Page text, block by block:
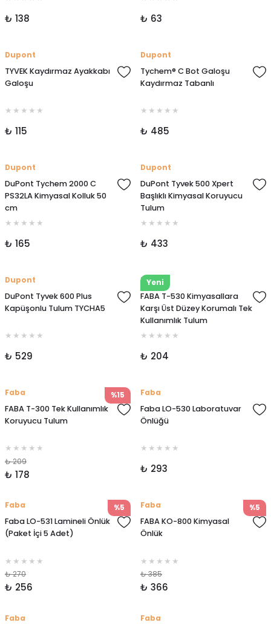
₺ 138 ₺ 63
Dupont
TYVEK Kaydırmaz Ayakkabı
Galoşu
₺ 115
Dupont
Tychem® C Bot Galoşu
Kaydırmaz Tabanlı
₺ 485
Dupont
DuPont Tychem 2000 C
PS32LA Kimyasal Kolluk 50
cm
₺ 165
Dupont
DuPont Tyvek 500 Xpert
Başlıklı Kimyasal Koruyucu
Tulum
₺ 433
Dupont
DuPont Tyvek 600 Plus
Kapüşonlu Tulum TYCHA5
₺ 529
Yeni
Faba
FABA T-530 Kimyasallara
Karşı Üst Düzey Korumalı Tek
Kullanımlık Tulum
₺ 204
%15
Faba
FABA T-300 Tek Kullanımlık
Koruyucu Tulum
₺ 209
₺ 178
Faba
Faba LO-530 Laboratuvar
Önlüğü
₺ 293
%5
Faba
Faba LO-531 Lamineli Önlük
(Paket İçi 5 Adet)
₺ 270
₺ 256
%5
Faba
FABA KO-800 Kimyasal
Önlük
₺ 385
₺ 366
Faba Faba